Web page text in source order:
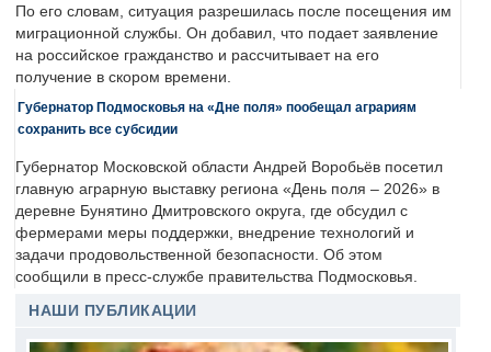
По его словам, ситуация разрешилась после посещения им
миграционной службы. Он добавил, что подает заявление
на российское гражданство и рассчитывает на его
получение в скором времени.
Губернатор Подмосковья на «Дне поля» пообещал аграриям
сохранить все субсидии
Губернатор Московской области Андрей Воробьёв посетил
главную аграрную выставку региона «День поля – 2026» в
деревне Бунятино Дмитровского округа, где обсудил с
фермерами меры поддержки, внедрение технологий и
задачи продовольственной безопасности. Об этом
сообщили в пресс-службе правительства Подмосковья.
НАШИ ПУБЛИКАЦИИ